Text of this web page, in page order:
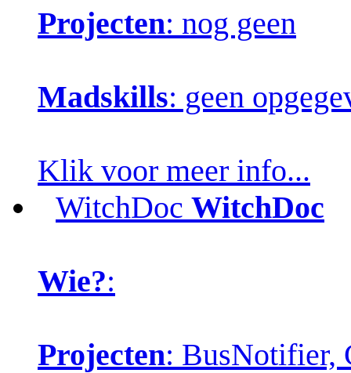
Projecten: nog geen
Madskills: geen
Klik voor meer info...
WitchDoc WitchDoc
Wie?:
Projecten: BusNotifier,